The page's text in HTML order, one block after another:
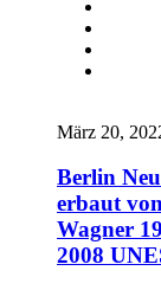
März 20,
Berlin
erbaut
Wagner
2008